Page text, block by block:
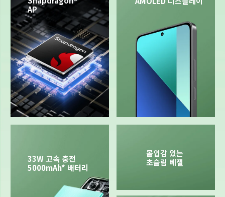
AP
33W 고속 충전
5000mAh* 배터리
몰입감 있는
초슬림 베젤